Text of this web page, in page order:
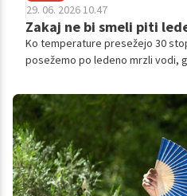
29. 06. 2026 10.47
Zakaj ne bi smeli piti
Ko temperature presežejo 30
posežemo po ledeno mrzli vodi,
strokovnjaki opozarjajo, da zelo
najboljša rešitev za telo, še
dehidrirani ali telesno aktivni.